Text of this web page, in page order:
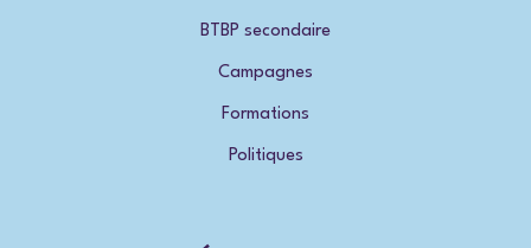
BTBP secondaire
Campagnes
Formations
Politiques